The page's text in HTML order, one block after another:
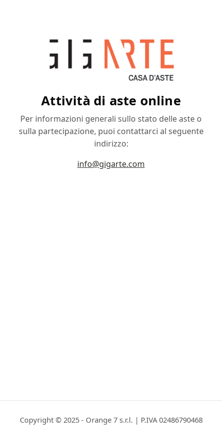
Attività di aste online
Per informazioni generali sullo stato delle aste o
sulla partecipazione, puoi contattarci al seguente
indirizzo:
info@gigarte.com
Copyright © 2025 - Orange 7 s.r.l. | P.IVA 02486790468